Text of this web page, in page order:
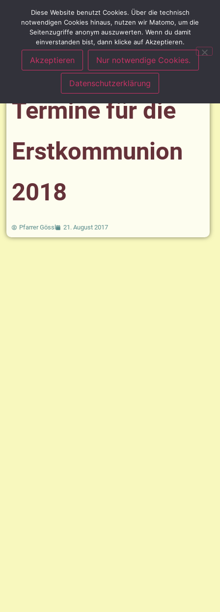
Termine für die
Erstkommunion
2018
Pfarrer Gössl 21. August 2017
Diese Website benutzt Cookies. Über die technisch
notwendigen Cookies hinaus, nutzen wir Matomo, um die
Seitenzugriffe anonym auszuwerten. Wenn du damit
einverstanden bist, dann klicke auf Akzeptieren.
Akzeptieren Nur notwendige Cookies.
Datenschutzerklärung